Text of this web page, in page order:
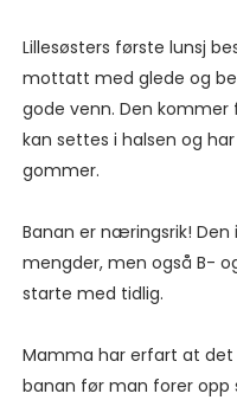
Lillesøsters første lunsj
mottatt med glede og
gode venn. Den kommer
kan settes i halsen og
gommer.
Banan er næringsrik!
mengder, men også B-
starte med tidlig.
Mamma har erfart at
banan før man forer opp